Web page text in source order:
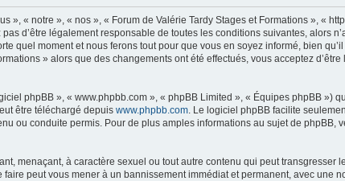
», « notre », « nos », « Forum de Valérie Tardy Stages et Formations », «
d’être légalement responsable de toutes les conditions suivantes, alors
quel moment et nous ferons tout pour que vous en soyez informé, bien
» alors que des changements ont été effectués, vous acceptez
phpBB », « www.phpbb.com », « phpBB Limited », « Équipes phpBB »)
être téléchargé depuis www.phpbb.com. Le logiciel phpBB facilite
ou conduite permis. Pour de plus amples informations au sujet de phpBB,
menaçant, à caractère sexuel ou tout autre contenu qui peut transgresser
peut vous mener à un bannissement immédiat et permanent, avec une